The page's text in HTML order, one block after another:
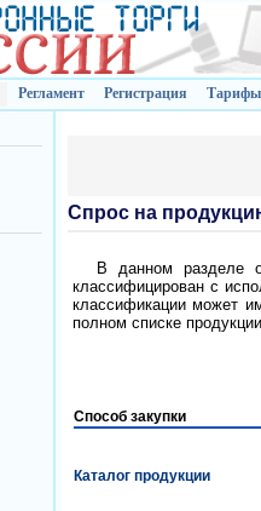
Регламент Регистрация Тарифы
Спрос на
В данном разделе
классифицирован с
классификации может
полном списке
Способ закупки
Каталог продукции